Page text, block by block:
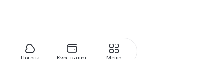
Погода Курс валют Меню